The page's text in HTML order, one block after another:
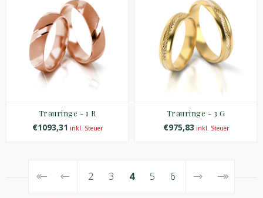
Trauringe - 1 R
€1093,31 inkl. Steuer
Trauringe - 3 G
€975,83 inkl. Steuer
2 3 4 5 6